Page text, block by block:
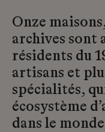
Onze
archives sont
résidents du
artisans et
spécialités,
écosystème
dans le